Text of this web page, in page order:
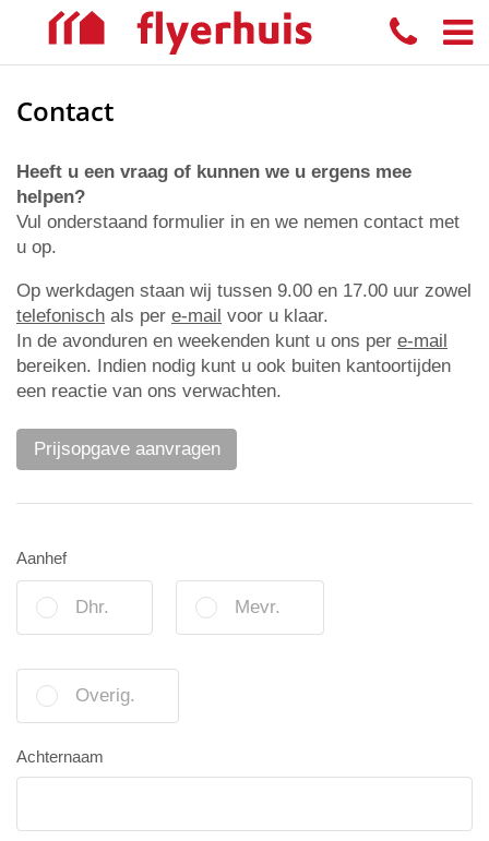
Contact
Heeft u een vraag of kunnen we u ergens mee
helpen?
Vul onderstaand formulier in en we nemen contact met
u op.
Op werkdagen staan wij tussen 9.00 en 17.00 uur zowel
telefonisch als per e-mail voor u klaar.
In de avonduren en weekenden kunt u ons per e-mail
bereiken. Indien nodig kunt u ook buiten kantoortijden
een reactie van ons verwachten.
Prijsopgave aanvragen
Aanhef
Dhr. Mevr.
Overig.
Achternaam